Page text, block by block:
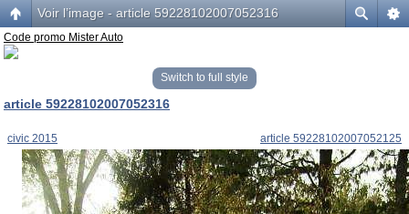
Voir l’image - article 59228102007052316
Code promo Mister Auto
Switch to full style
article 59228102007052316
civic 2015 article 59228102007052125